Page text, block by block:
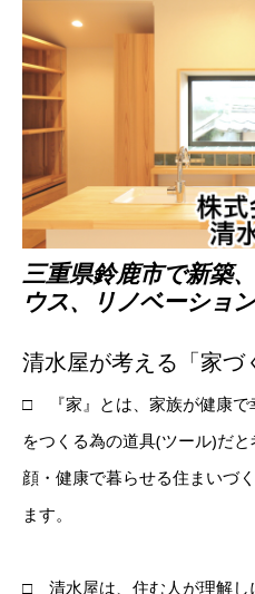
三重県鈴鹿市で新築
ウス、リノベーショ
清水屋が考える「家
□ 『家』とは、家族が健康で
をつくる為の道具(ツール)だ
顔・健康で暮らせる住まいづ
ます。
□ 清水屋は、住む人が理解し